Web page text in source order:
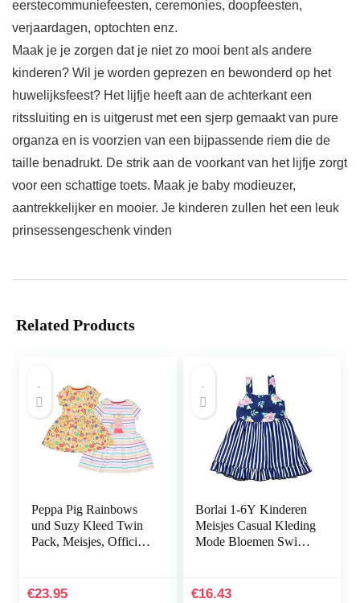
eerstecommuniefeesten, ceremonies, doopfeesten,
verjaardagen, optochten enz.
Maak je je zorgen dat je niet zo mooi bent als andere
kinderen? Wil je worden geprezen en bewonderd op het
huwelijksfeest? Het lijfje heeft aan de achterkant een
ritssluiting en is uitgerust met een sjerp gemaakt van pure
organza en is voorzien van een bijpassende riem die de
taille benadrukt. De strik aan de voorkant van het lijfje zorgt
voor een schattige toets. Maak je baby modieuzer,
aantrekkelijker en mooier. Je kinderen zullen het een leuk
prinsessengeschenk vinden
Related Products
Peppa Pig Rainbows
und Suzy Kleed Twin
Pack, Meisjes, Officiële
€23.95
Borlai 1-6Y Kinderen
Meisjes Casual Kleding
Mode Bloemen Swing
zonnejurk Blauwe…
€16.43